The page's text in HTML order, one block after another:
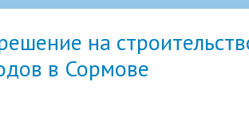
на
в Сормове